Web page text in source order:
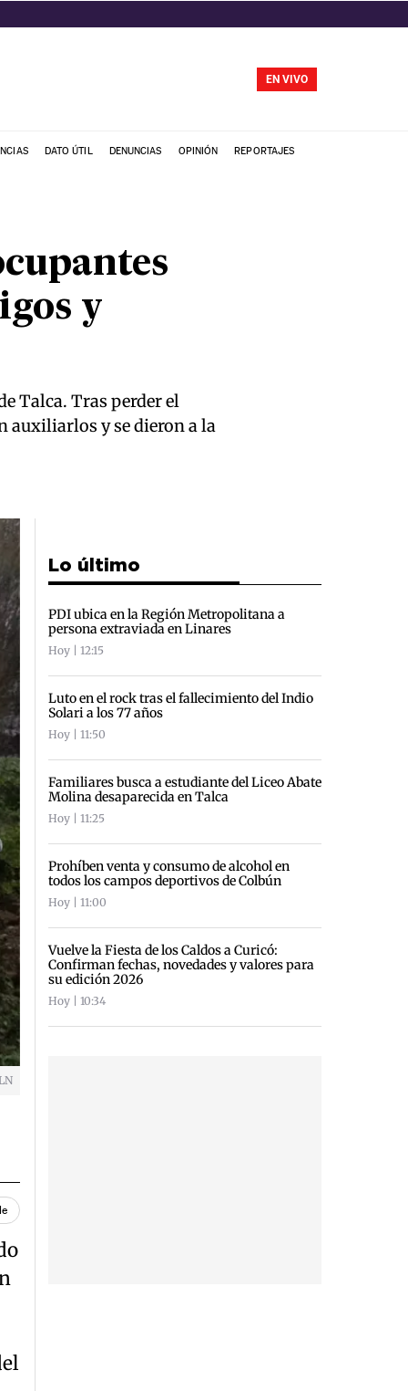
EN VIVO
DATO ÚTIL DENUNCIAS OPINIÓN REPORTAJES
y
Talca. Tras perder el
auxiliarlos y se dieron a la
Lo último
PDI ubica en la Región Metropolitana a
persona extraviada en Linares
Hoy | 12:15
Luto en el rock tras el fallecimiento del Indio
Solari a los 77 años
Hoy | 11:50
Familiares busca a estudiante del Liceo Abate
Molina desaparecida en Talca
Hoy | 11:25
Prohíben venta y consumo de alcohol en
todos los campos deportivos de Colbún
Hoy | 11:00
Vuelve la Fiesta de los Caldos a Curicó:
Confirman fechas, novedades y valores para
su edición 2026
Hoy | 10:34